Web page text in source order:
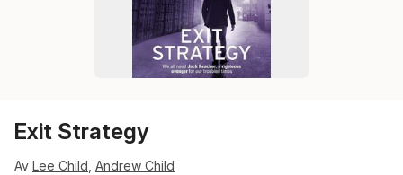
Exit Strategy
Av Lee Child Andrew Child